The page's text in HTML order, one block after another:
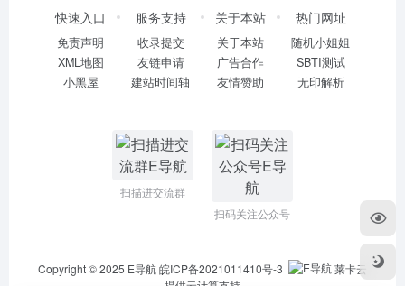
快速入口
免责声明
XML地图
小黑屋
服务支持
收录提交
友链申请
建站时间轴
关于本站
关于本站
广告合作
友情赞助
热门网址
随机小姐姐
SBTI测试
无印解析
扫描进交流群
扫码关注公众号
Copyright © 2025 E导航皖ICP备2021011410号-3
莱卡云